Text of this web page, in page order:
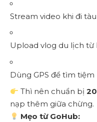
Stream video khi đi tàu
Upload vlog du lịch từ
Dùng GPS để tìm tiệm
Thì nên chuẩn bị
nạp thêm giữa chừng.
Mẹo từ GoHub: